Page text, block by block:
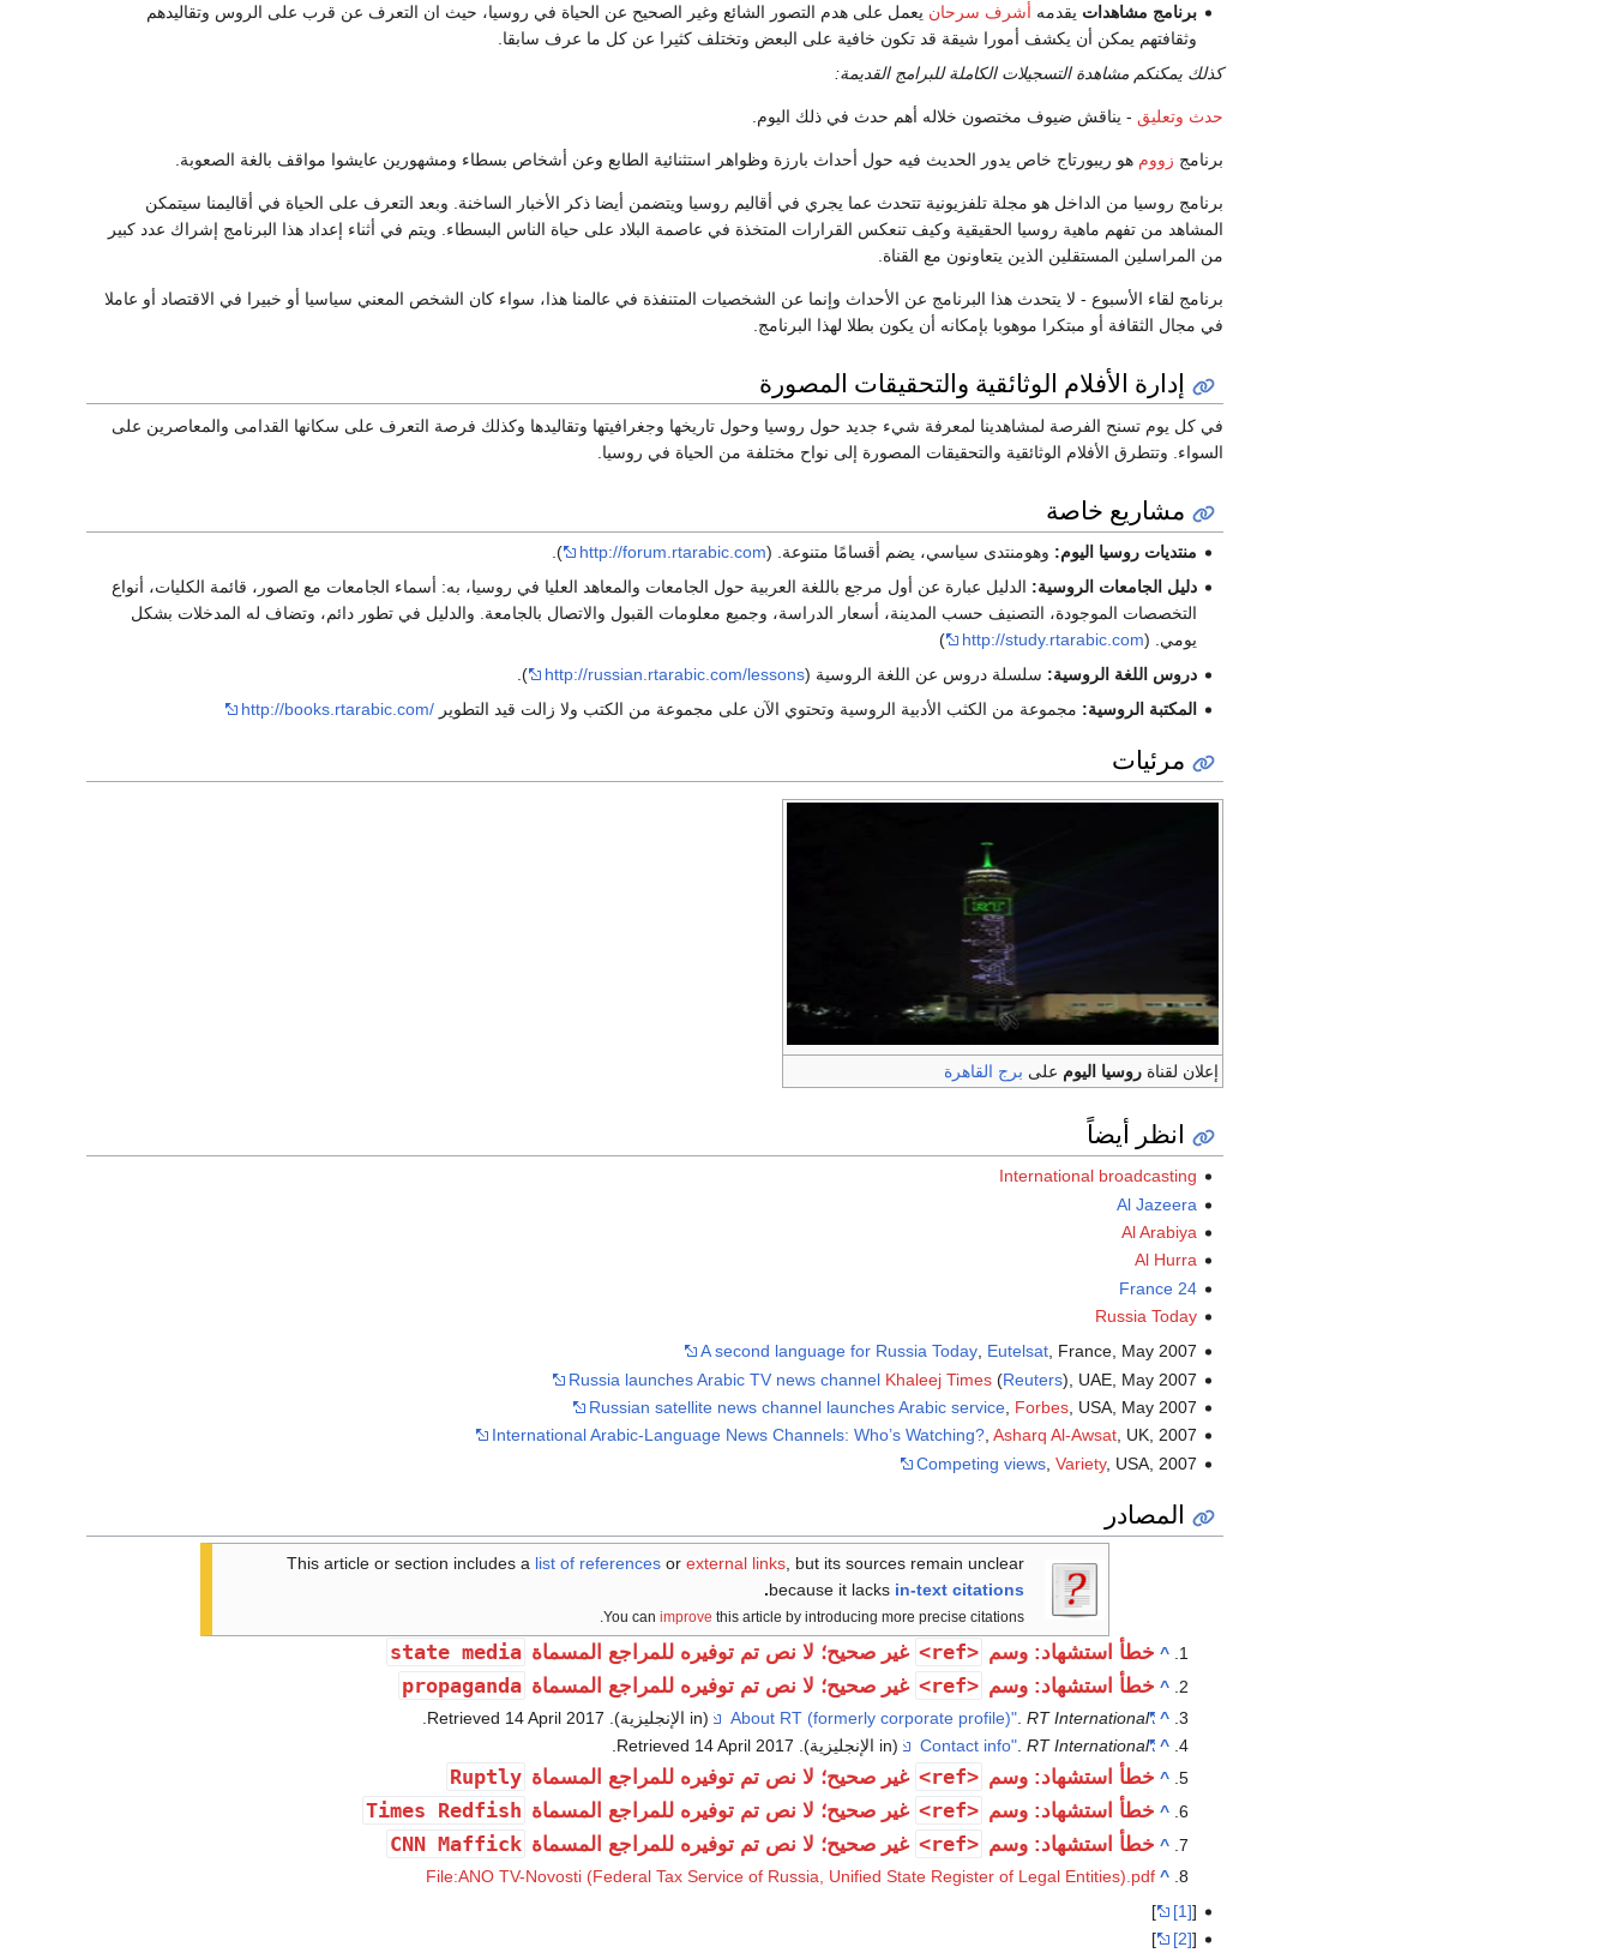
برنامج مشاهدات يقدمه أشرف سرحان يعمل على هدم التصور الشائع وغير الصحيح عن الحياة في روسيا، حيث ان التعرف عن قرب على الروس وتقاليدهم
وثقافتهم يمكن أن يكشف أمورا شيقة قد تكون خافية على البعض وتختلف كثيرا عن كل ما عرف سابقا.
كذلك يمكنكم مشاهدة التسجيلات الكاملة للبرامج القديمة:
حدث وتعليق - يناقش ضيوف مختصون خلاله أهم حدث في ذلك اليوم.
برنامج زووم هو ريبورتاج خاص يدور الحديث فيه حول أحداث بارزة وظواهر استثنائية الطابع وعن أشخاص بسطاء ومشهورين عايشوا مواقف بالغة الصعوبة.
برنامج روسيا من الداخل هو مجلة تلفزيونية تتحدث عما يجري في أقاليم روسيا ويتضمن أيضا ذكر الأخبار الساخنة. وبعد التعرف على الحياة في أقاليمنا سيتمكن
المشاهد من تفهم ماهية روسيا الحقيقية وكيف تنعكس القرارات المتخذة في عاصمة البلاد على حياة الناس البسطاء. ويتم في أثناء إعداد هذا البرنامج إشراك عدد كبير
من المراسلين المستقلين الذين يتعاونون مع القناة.
برنامج لقاء الأسبوع - لا يتحدث هذا البرنامج عن الأحداث وإنما عن الشخصيات المتنفذة في عالمنا هذا، سواء كان الشخص المعني سياسيا أو خبيرا في الاقتصاد أو عاملا
في مجال الثقافة أو مبتكرا موهوبا بإمكانه أن يكون بطلا لهذا البرنامج.
إدارة الأفلام الوثائقية والتحقيقات المصورة
في كل يوم تسنح الفرصة لمشاهدينا لمعرفة شيء جديد حول روسيا وحول تاريخها وجغرافيتها وتقاليدها وكذلك فرصة التعرف على سكانها القدامى والمعاصرين على
السواء. وتتطرق الأفلام الوثائقية والتحقيقات المصورة إلى نواح مختلفة من الحياة في روسيا.
مشاريع خاصة
منتديات روسيا اليوم: وهومنتدى سياسي، يضم أقسامًا متنوعة. (http://forum.rtarabic.com
).
دليل الجامعات الروسية: الدليل عبارة عن أول مرجع باللغة العربية حول الجامعات والمعاهد العليا في روسيا، به: أسماء الجامعات مع الصور، قائمة الكليات، أنواع
التخصصات الموجودة، التصنيف حسب المدينة، أسعار الدراسة، وجميع معلومات القبول والاتصال بالجامعة. والدليل في تطور دائم، وتضاف له المدخلات بشكل
يومي. (http://study.rtarabic.com
)
دروس اللغة الروسية: سلسلة دروس عن اللغة الروسية (http://russian.rtarabic.com/lessons
).
المكتبة الروسية: مجموعة من الكثب الأدبية الروسية وتحتوي الآن على مجموعة من الكتب ولا زالت قيد التطويرhttp://books.rtarabic.com/
مرئيات
إعلان لقناة روسيا اليوم على برج القاهرة
انظر أيضاً
International broadcasting
Al Jazeera
Al Arabiya
Al Hurra
France 24
Russia Today
A second language for Russia Today, Eutelsat, France, May 2007
Russia launches Arabic TV news channel Khaleej Times(Reuters), UAE, May 2007
Russian satellite news channel launches Arabic service, Forbes, USA, May 2007
International Arabic-Language News Channels: Who’s Watching?, Asharq Al-Awsat, UK, 2007
Competing views, Variety, USA, 2007
المصادر
This article or section includes a list of references orexternal links , but its sources remain unclear
because it lacks in-text citations
.
You canimprove this article by introducing more precise citations.
^ خطأ استشهاد: وسم <ref> غير صحيح؛ لا نص تم توفيره للمراجع المسماة state media
^ خطأ استشهاد: وسم <ref> غير صحيح؛ لا نص تم توفيره للمراجع المسماة propaganda
^
"About RT (formerly corporate profile)"
.RT International (in الإنجليزية) . Retrieved
14 April 2017
^
"Contact info"
.RT International (in الإنجليزية) . Retrieved
14 April 2017
.
^ خطأ استشهاد: وسم <ref> غير صحيح؛ لا نص تم توفيره للمراجع المسماة Ruptly
^ خطأ استشهاد: وسم <ref> غير صحيح؛ لا نص تم توفيره للمراجع المسماة Times Redfish
^ خطأ استشهاد: وسم <ref> غير صحيح؛ لا نص تم توفيره للمراجع المسماة CNN Maffick
^
File:ANO TV-Novosti (Federal Tax Service of Russia, Unified State Register of Legal Entities).pdf
[
[1]
]
[
[2]
]